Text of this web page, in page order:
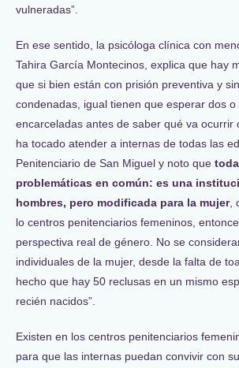
vulneradas”.
En ese sentido, la psicóloga clínica con
Tahira García Montecinos, explica que hay
que si bien están con prisión preventiva y
condenadas, igual tienen que esperar dos o
encarceladas antes de saber qué va ocurrir
ha tocado atender a internas de todas las
Penitenciario de San Miguel y noto que
problemáticas en común: es una
hombres, pero modificada para la mujer,
lo centros penitenciarios femeninos,
perspectiva real de género. No se
individuales de la mujer, desde la falta de
hecho que hay 50 reclusas en un mismo
recién nacidos”.
Existen en los centros penitenciarios
para que las internas puedan convivir con